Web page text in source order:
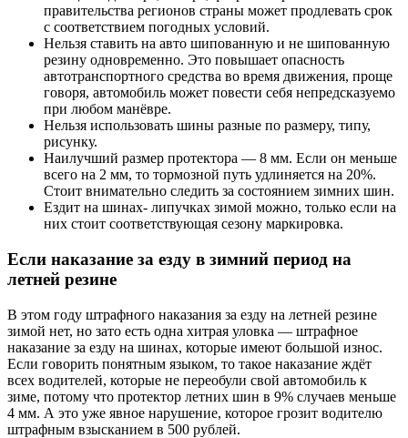
правительства регионов страны может продлевать срок
с соответствием погодных условий.
Нельзя ставить на авто шипованную и не шипованную
резину одновременно. Это повышает опасность
автотранспортного средства во время движения, проще
говоря, автомобиль может повести себя непредсказуемо
при любом манёвре.
Нельзя использовать шины разные по размеру, типу,
рисунку.
Наилучший размер протектора — 8 мм. Если он меньше
всего на 2 мм, то тормозной путь удлиняется на 20%.
Стоит внимательно следить за состоянием зимних шин.
Ездит на шинах- липучках зимой можно, только если на
них стоит соответствующая сезону маркировка.
Если наказание за езду в зимний период на
летней резине
В этом году штрафного наказания за езду на летней резине
зимой нет, но зато есть одна хитрая уловка — штрафное
наказание за езду на шинах, которые имеют большой износ.
Если говорить понятным языком, то такое наказание ждёт
всех водителей, которые не переобули свой автомобиль к
зиме, потому что протектор летних шин в 9% случаев меньше
4 мм. А это уже явное нарушение, которое грозит водителю
штрафным взысканием в 500 рублей.